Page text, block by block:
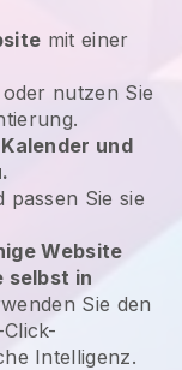
mit einer
oder nutzen Sie
und
passen Sie sie
Website
selbst in
Sie den
Intelligenz.